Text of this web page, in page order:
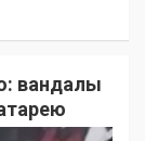
вандалы